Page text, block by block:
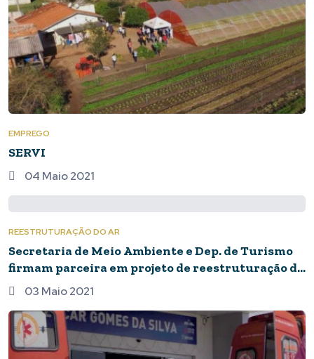
EMPREGO
SERVI
04 Maio 2021
REESTRUTURAÇÃO DO AR
Secretaria de Meio Ambiente e Dep. de Turismo
firmam parceira em projeto de reestruturação do
Araras
03 Maio 2021